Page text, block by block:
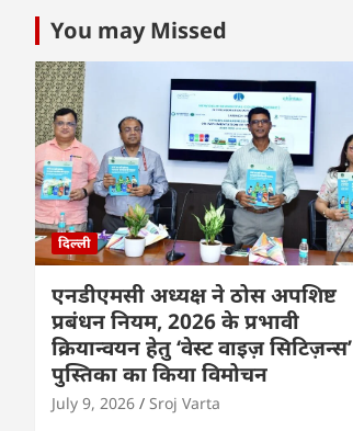
You may Missed
दिल्ली
एनडीएमसी अध्यक्ष ने ठोस अपशिष्ट
प्रबंधन नियम, 2026 के प्रभावी
क्रियान्वयन हेतु ‘वेस्ट वाइज़ सिटिज़न्स’
पुस्तिका का किया विमोचन
July 9, 2026 Sroj Varta